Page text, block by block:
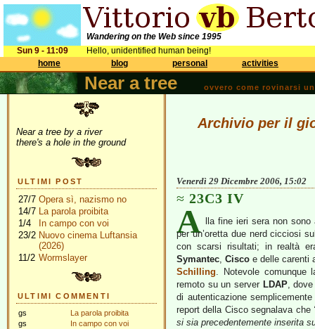
Wandering on the Web since 1995
Sun 9 - 11:09
Hello, unidentified human being!
home
blog personal activities
Near a tree ovvero come rovinarsi
Near a tree by a river
there's a hole in the ground
ULTIMI POST
27/7 Opera sì, nazismo no
14/7 La parola proibita
1/4
In campo con voi
23/2 Nuovo cinema Luftansia
(2026)
11/2 Wormslayer
ULTIMI COMMENTI
gs
La parola proibita
gs
In campo con voi
Archivio per il
Venerdì 29 Dicembre 2006, 15:02
23C3 IV
A
lla fine ieri sera non
per un’oretta due nerd cicciosi
con scarsi risultati; in realtà
Symantec,Cisco e delle carenti
Schilling. Notevole comunque
remoto su un server LDAP, dove
di autenticazione
report della Cisco segnalava che
si sia precedentemente inserita